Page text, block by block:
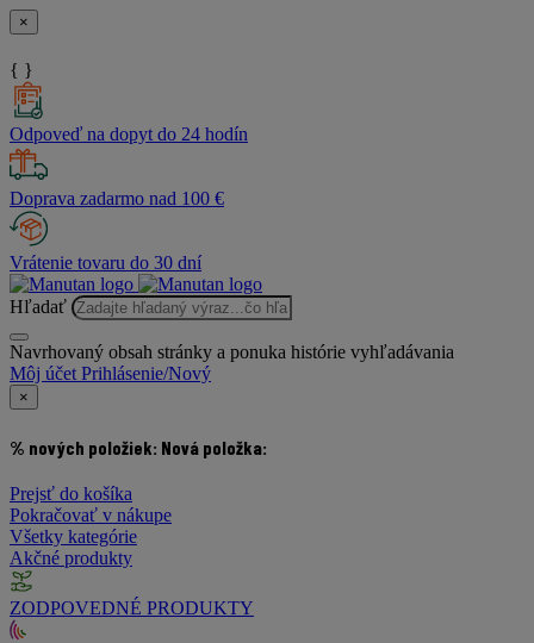
×
{ }
Odpoveď na dopyt do 24 hodín
Doprava zadarmo nad 100 €
Vrátenie tovaru do 30 dní
Hľadať
Navrhovaný obsah stránky a ponuka histórie vyhľadávania
Môj účet Prihlásenie/Nový
×
% nových položiek: Nová položka:
Prejsť do košíka
Pokračovať v nákupe
Všetky kategórie
Akčné produkty
ZODPOVEDNÉ PRODUKTY